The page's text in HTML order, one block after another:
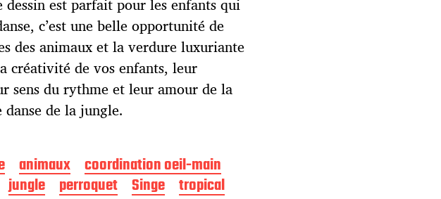
c’est une belle opportunité de
des animaux et la verdure luxuriante
créativité de vos enfants, leur
du rythme et leur amour de la
de la jungle.
animaux coordination oeil-main
jungle perroquet Singe tropical